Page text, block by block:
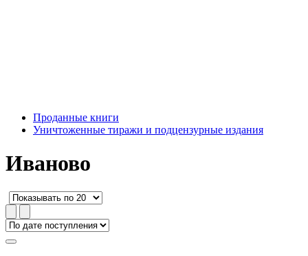
Проданные книги
Уничтоженные тиражи и подцензурные издания
Иваново